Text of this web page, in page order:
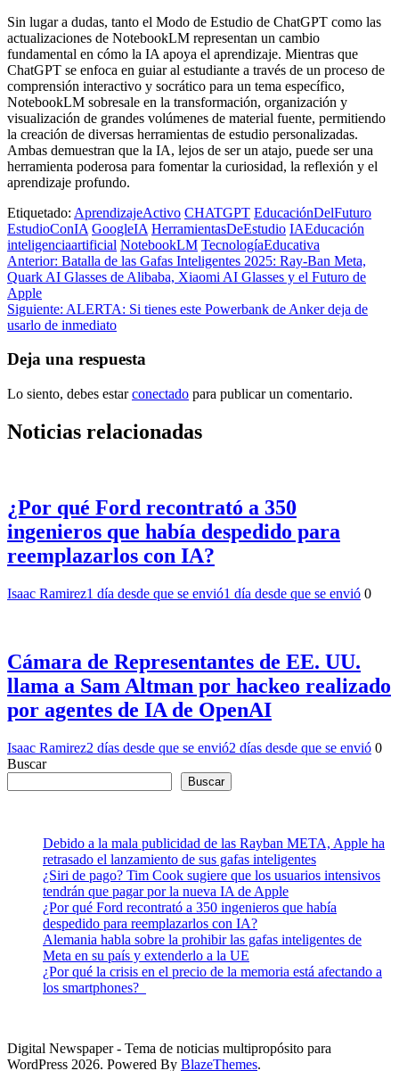
Sin lugar a dudas, tanto el Modo de Estudio de ChatGPT como las
actualizaciones de NotebookLM representan un cambio
fundamental en cómo la IA apoya el aprendizaje. Mientras que
ChatGPT se enfoca en guiar al estudiante a través de un proceso de
comprensión interactivo y socrático para un tema específico,
NotebookLM sobresale en la transformación, organización y
visualización de grandes volúmenes de material fuente, permitiendo
la creación de diversas herramientas de estudio personalizadas.
Ambas demuestran que la IA, lejos de ser un atajo, puede ser una
herramienta poderosa para fomentar la curiosidad, la reflexión y el
aprendizaje profundo.
Etiquetado: AprendizajeActivo CHATGPT EducaciónDelFuturo
EstudioConIA GoogleIA HerramientasDeEstudio IAEducación
inteligenciaartificial NotebookLM TecnologíaEducativa
Navegación
de
entradas
Anterior: Batalla de las Gafas Inteligentes 2025: Ray-Ban Meta,
Quark AI Glasses de Alibaba, Xiaomi AI Glasses y el Futuro de
Apple
Siguiente: ALERTA: Si tienes este Powerbank de Anker deja de
usarlo de inmediato
Deja una respuesta
Lo siento, debes estarconectado para publicar un comentario.
Noticias relacionadas
¿Por qué Ford recontrató a 350
ingenieros que había despedido para
reemplazarlos con IA?
Isaac Ramirez1 día desde que se envió1 día desde que se envió 0
Cámara de Representantes de EE. UU.
llama a Sam Altman por hackeo realizado
por agentes de IA de OpenAI
Isaac Ramirez2 días desde que se envió2 días desde que se envió 0
Buscar
Buscar
Debido a la mala publicidad de las Rayban META, Apple ha
retrasado el lanzamiento de sus gafas inteligentes
¿Siri de pago? Tim Cook sugiere que los usuarios intensivos
tendrán que pagar por la nueva IA de Apple
¿Por qué Ford recontrató a 350 ingenieros que había
despedido para reemplazarlos con IA?
Alemania habla sobre la prohibir las gafas inteligentes de
Meta en su país y extenderlo a la UE
¿Por qué la crisis en el precio de la memoria está afectando a
los smartphones?
Digital Newspaper - Tema de noticias multipropósito para
WordPress 2026. Powered By BlazeThemes.